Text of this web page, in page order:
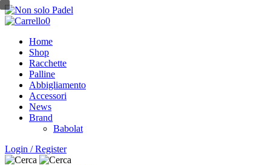
Salta
al
principale
0
Home
Shop
Racchette
Palline
Abbigliamento
Accessori
News
Brand
Babolat
Login / Register